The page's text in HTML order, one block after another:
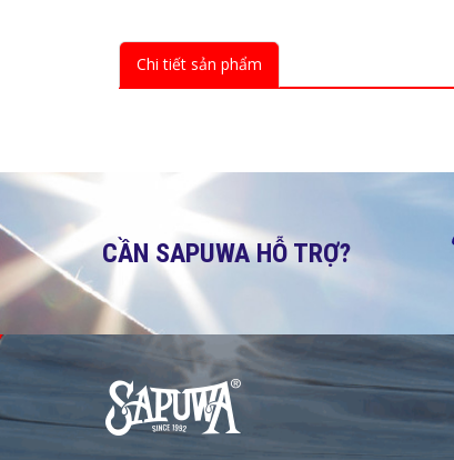
Chi tiết sản phẩm
CẦN SAPUWA HỖ TRỢ?